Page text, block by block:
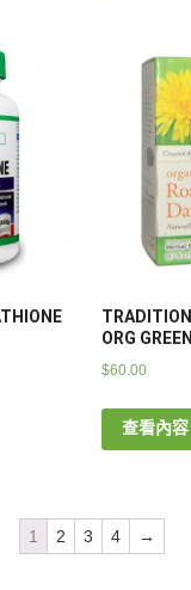
ORG
$60.00
查看內容
1 2 3 4 →